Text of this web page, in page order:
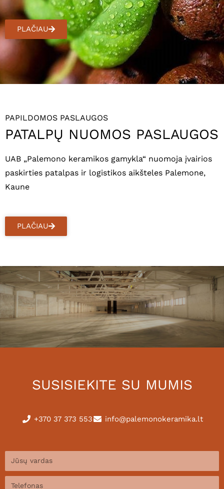
PLAČIAU
PAPILDOMOS PASLAUGOS
PATALPŲ NUOMOS PASLAUGOS
UAB „Palemono keramikos gamykla“ nuomoja įvairios
paskirties patalpas ir logistikos aikšteles Palemone,
Kaune
PLAČIAU
SUSISIEKITE SU MUMIS
+370 37 373 553 info@palemonokeramika.lt